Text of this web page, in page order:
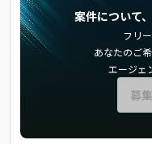
案件について
フリ
あなたのご
エージェ
募